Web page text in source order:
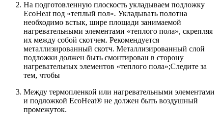
На подготовленную плоскость укладываем подложку
ЕcoHeat под «теплый пол». Укладывать полотна
необходимо встык, шире площади занимаемой
нагревательными элементами «теплого пола», скрепляя
их между собой скотчем. Рекомендуется
металлизированный скотч. Металлизированный слой
подложки должен быть смонтирован в сторону
нагревательных элементов «теплого пола»;Следите за
тем, чтобы
Между термопленкой или нагревательными элементами
и подложкой ЕcoHeat® не должен быть воздушный
промежуток.